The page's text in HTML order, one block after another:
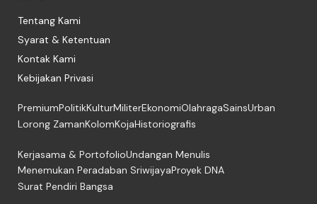
Tentang Kami
Syarat & Ketentuan
Kontak Kami
Kebijakan Privasi
PremiumPolitikKulturMiliterEkonomiOlahragaSainsUrban
Lorong ZamanKolomKojaHistoriografis
Kerjasama & PortofolioUndangan Menulis
Menemukan Peradaban SriwijayaProyek DNA
Surat Pendiri Bangsa